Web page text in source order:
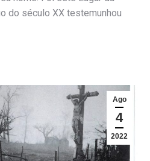
do século XX testemunhou
Ago
4
2022